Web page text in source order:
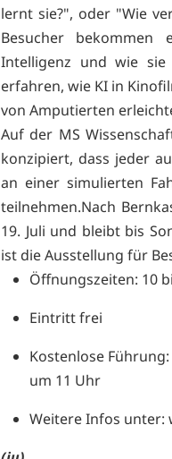
lernt sie?", oder "Wie
Besucher
Intelligenz und wie
erfahren, wie KI in
von Amputierten
Auf der MS
konzipiert, dass jeder
an einer simulierten
teilnehmen.Nach
19. Juli und bleibt bis
ist die Ausstellung für
Öffnungszeiten: 10
Eintritt frei
Kostenlose
um 11 Uhr
Weitere Infos unter: